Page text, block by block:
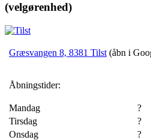
(velgørenhed)
Græsvangen 8, 8381 Tilst (åbn i
Åbningstider:
Mandag
?
Tirsdag
?
Onsdag
?